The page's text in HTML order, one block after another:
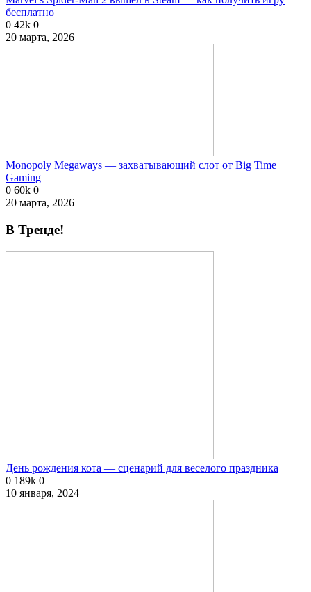
бесплатно
0 42k 0
20 марта, 2026
Monopoly Megaways — захватывающий слот от Big Time
Gaming
0 60k 0
20 марта, 2026
В Тренде!
День рождения кота — сценарий для веселого праздника
0 189k 0
10 января, 2024